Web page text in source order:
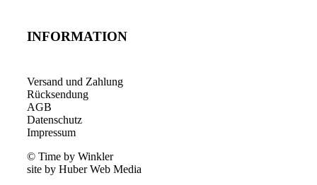
INFORMATION
Versand und Zahlung
Rücksendung
AGB
Datenschutz
Impressum
© Time by Winkler
site by Huber Web Media